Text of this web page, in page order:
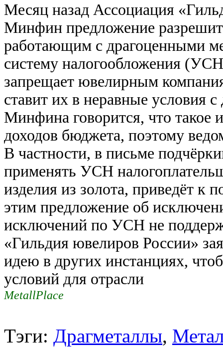
Месяц назад Ассоциация
Минфин предложение
работающим с драгоценными
систему налогообложения
запрещает ювелирным
ставит их в неравные условия
Минфина говорится, что такое
доходов бюджета, поэтому
В частности, в письме
применять УСН
изделия из золота, приведёт к
этим предложение об
исключений по УСН не
«Гильдия ювелиров России»
идею в других инстанциях,
условий для отрасли
MetallPlace
Тэги: Драгметаллы,